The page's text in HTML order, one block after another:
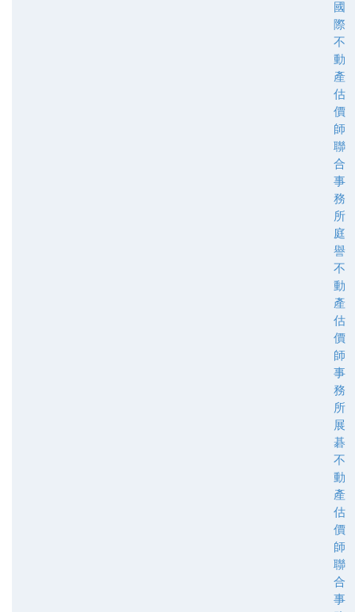
國
際
不
動
產
估
價
師
聯
合
事
務
所
庭
譽
不
動
產
估
價
師
事
務
所
展
碁
不
動
產
估
價
師
聯
合
事